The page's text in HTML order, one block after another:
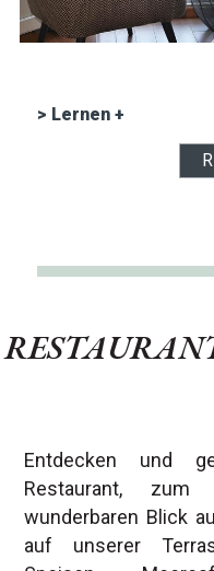
> Lernen +
Entdecken und
Restaurant,
wunderbaren Blick
auf unserer